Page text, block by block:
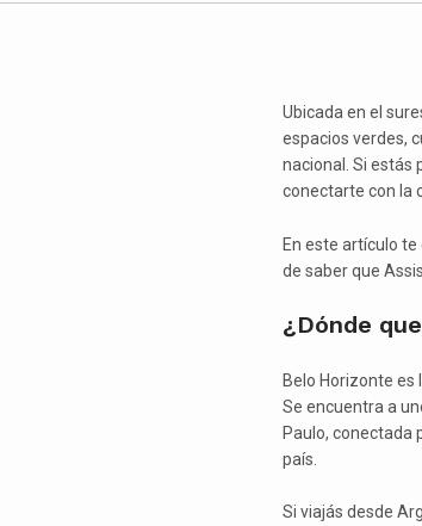
Ubicada en el
espacios verdes,
nacional. Si estás
conectarte con la
En este artículo
de saber que
¿Dónde
Belo Horizonte es
Se encuentra a
Paulo, conectada
país.
Si viajás desde